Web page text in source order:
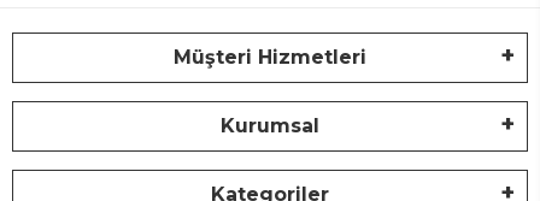
Müşteri Hizmetleri
Kurumsal
Kategoriler